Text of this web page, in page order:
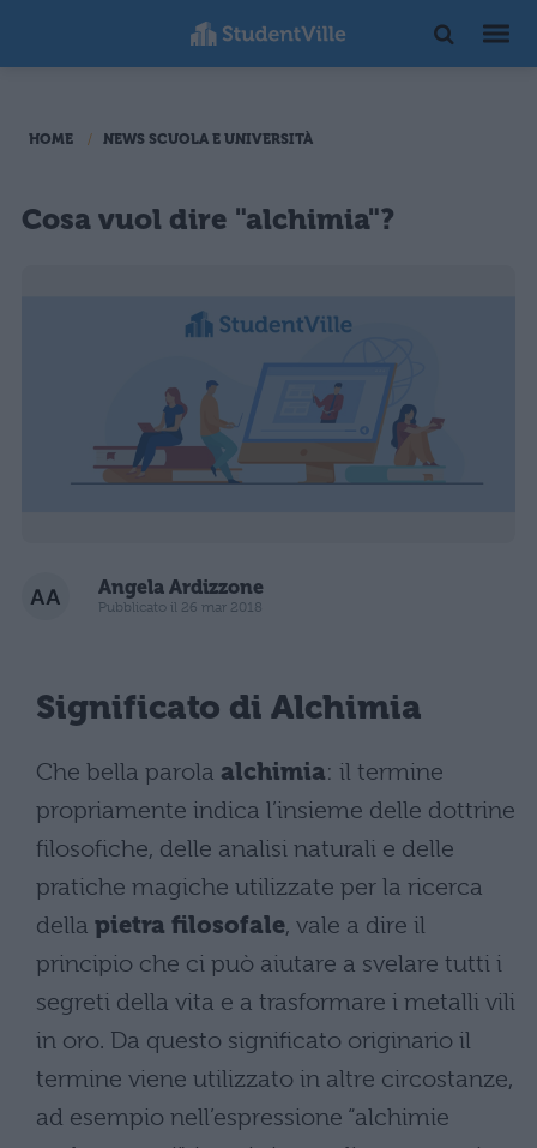
HOME NEWS SCUOLA E UNIVERSITÀ
Cosa vuol dire "alchimia"?
Angela Ardizzone
Pubblicato il 26 mar 2018
Significato di Alchimia
Che bella parola alchimia: il termine
propriamente indica l’insieme delle dottrine
filosofiche, delle analisi naturali e delle
pratiche magiche utilizzate per la ricerca
della pietra filosofale, vale a dire il
principio che ci può aiutare a svelare tutti i
segreti della vita e a trasformare i metalli vili
in oro. Da questo significato originario il
termine viene utilizzato in altre circostanze,
ad esempio nell’espressione “alchimie